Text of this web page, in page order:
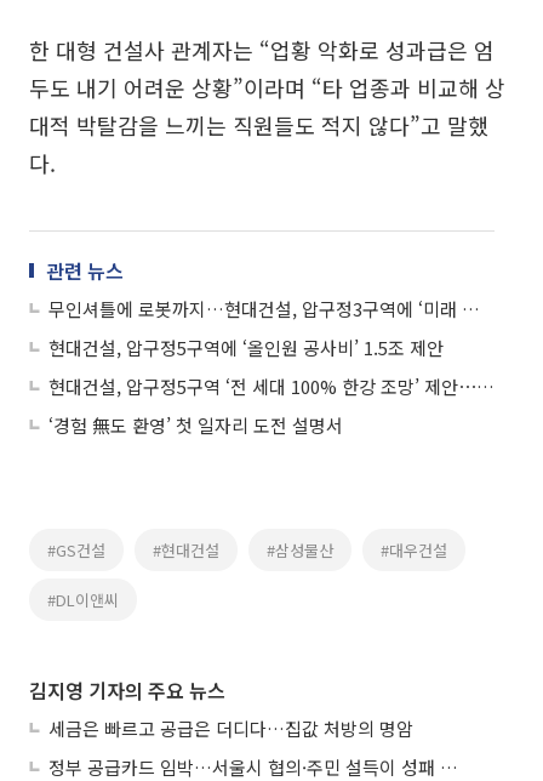
한 대형 건설사 관계자는 “업황 악화로 성과급은 엄
두도 내기 어려운 상황”이라며 “타 업종과 비교해 상
대적 박탈감을 느끼는 직원들도 적지 않다”고 말했
다.
관련 뉴스
무인셔틀에 로봇까지…현대건설, 압구정3구역에 ‘미래 주거’ 그렸다
현대건설, 압구정5구역에 ‘올인원 공사비’ 1.5조 제안
현대건설, 압구정5구역 ‘전 세대 100% 한강 조망’ 제안⋯조망 특화 승부수
‘경험 無도 환영’ 첫 일자리 도전 설명서
#GS건설 #현대건설 #삼성물산 #대우건설
#DL이앤씨
김지영 기자의 주요 뉴스
세금은 빠르고 공급은 더디다…집값 처방의 명암
정부 공급카드 임박…서울시 협의·주민 설득이 성패 가른다